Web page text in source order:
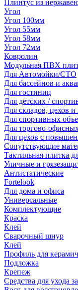
Плинтус из
Угол
Угол 100мм
Угол 55мм
Угол 58мм
Угол 72мм
Ковролин
Модульная ПВХ
Для Автомойки/СТО
Для бассейнов и
Для гостиниц
Для детских /
Для складов, цехов и
Для спортивных
Для торгово-
Для цехов с
Сопутствующие
Тактильная плитка
Уличные и
Антистатические
Fortelook
Для дома и офиса
Универсальные
Комплектующие
Краска
Клей
Сварочный шнур
Клей
Профиль для
Подложка
Крепеж
Средства для ухода